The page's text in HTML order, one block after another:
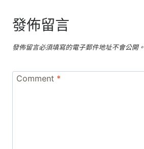
發佈留言
發佈留言必須填寫的電子郵件地址不會公開。
Comment *